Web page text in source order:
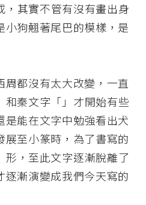
，其實不管有沒有畫出身
小狗翹著尾巴的模樣，是
周都沒有太大改變，一直
和秦文字「 」才開始有些
是能在文字中勉強看出犬
展至小篆時，為了書寫的
形，至此文字逐漸脫離了
逐漸演變成我們今天寫的